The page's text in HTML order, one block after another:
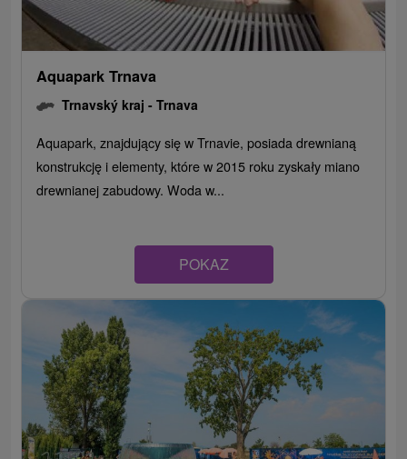
Aquapark Trnava
Trnavský kraj -Trnava
Aquapark, znajdujący się w Trnavie, posiada drewnianą
konstrukcję i elementy, które w 2015 roku zyskały miano
drewnianej zabudowy. Woda w...
POKAZ